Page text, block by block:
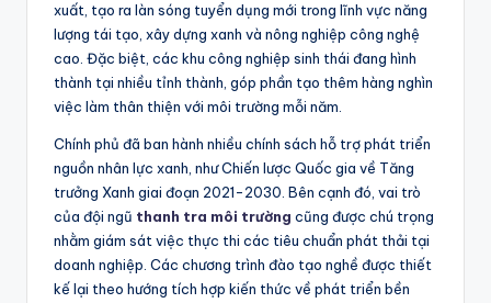
xuất, tạo ra làn sóng tuyển dụng mới trong lĩnh vực năng
lượng tái tạo, xây dựng xanh và nông nghiệp công nghệ
cao. Đặc biệt, các khu công nghiệp sinh thái đang hình
thành tại nhiều tỉnh thành, góp phần tạo thêm hàng nghìn
việc làm thân thiện với môi trường mỗi năm.
Chính phủ đã ban hành nhiều chính sách hỗ trợ phát triển
nguồn nhân lực xanh, như Chiến lược Quốc gia về Tăng
trưởng Xanh giai đoạn 2021-2030. Bên cạnh đó, vai trò
của đội ngũ thanh tra môi trường cũng được chú trọng
nhằm giám sát việc thực thi các tiêu chuẩn phát thải tại
doanh nghiệp. Các chương trình đào tạo nghề được thiết
kế lại theo hướng tích hợp kiến thức về phát triển bền